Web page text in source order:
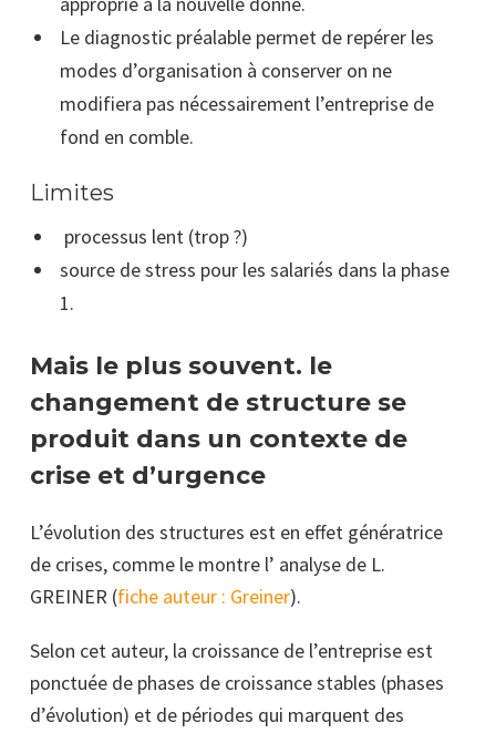
Le diagnostic préalable permet de repérer les
modes d’organisation à conserver on ne
modifiera pas nécessairement l’entreprise de
fond en comble.
Limites
processus lent (trop ?)
source de stress pour les salariés dans la phase
1.
Mais le plus souvent. le
changement de structure se
produit dans un contexte de
crise et d’urgence
L’évolution des structures est en effet génératrice
de crises, comme le montre l’ analyse de L.
GREINER (fiche auteur : Greiner).
Selon cet auteur, la croissance de l’entreprise est
ponctuée de phases de croissance stables (phases
d’évolution) et de périodes qui marquent des